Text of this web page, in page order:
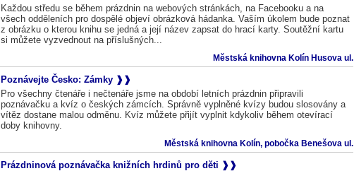
Každou středu se během prázdnin na webových stránkách, na Facebooku a na
všech odděleních pro dospělé objeví obrázková hádanka. Vaším úkolem bude poznat
z obrázku o kterou knihu se jedná a její název zapsat do hrací karty. Soutěžní kartu
si můžete vyzvednout na příslušných...
Městská knihovna Kolín Husova ul.
Poznávejte Česko: Zámky
Pro všechny čtenáře i nečtenáře jsme na období letních prázdnin připravili
poznávačku a kvíz o českých zámcích. Správně vyplněné kvízy budou slosovány a
vítěz dostane malou odměnu. Kvíz můžete přijít vyplnit kdykoliv během otevírací
doby knihovny.
Městská knihovna Kolín, pobočka Benešova ul.
Prázdninová poznávačka knižních hrdinů pro děti